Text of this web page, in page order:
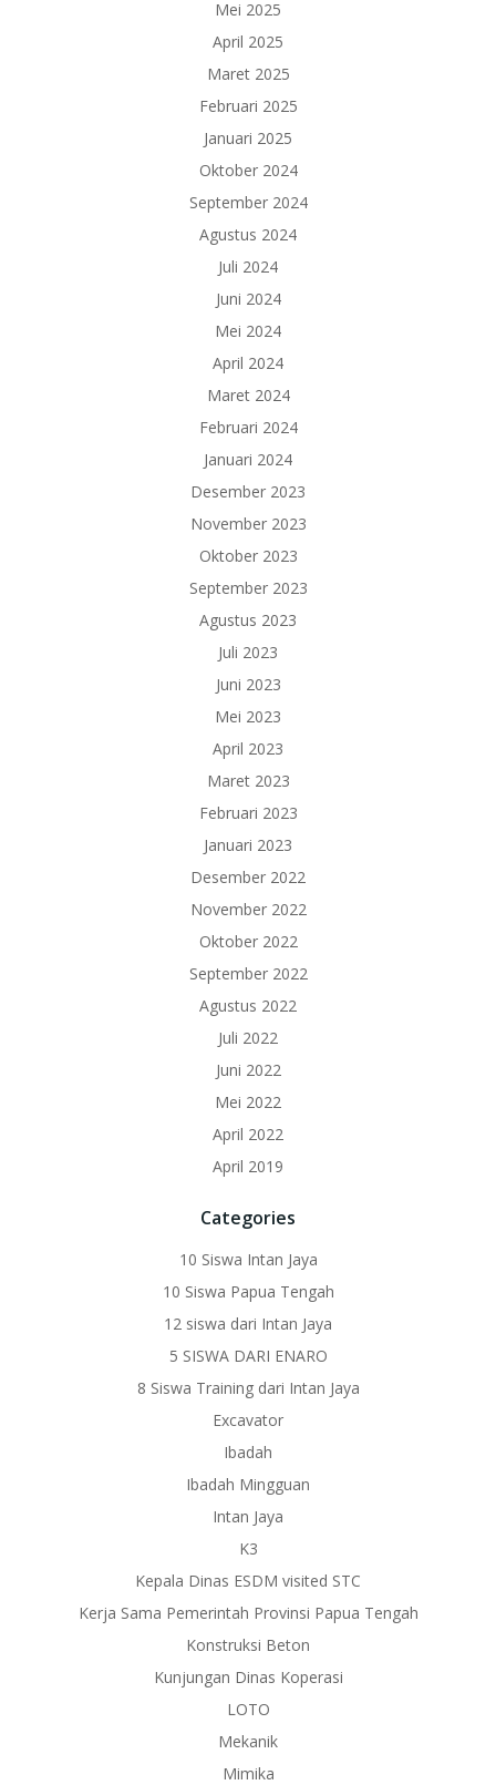
Mei 2025
April 2025
Maret 2025
Februari 2025
Januari 2025
Oktober 2024
September 2024
Agustus 2024
Juli 2024
Juni 2024
Mei 2024
April 2024
Maret 2024
Februari 2024
Januari 2024
Desember 2023
November 2023
Oktober 2023
September 2023
Agustus 2023
Juli 2023
Juni 2023
Mei 2023
April 2023
Maret 2023
Februari 2023
Januari 2023
Desember 2022
November 2022
Oktober 2022
September 2022
Agustus 2022
Juli 2022
Juni 2022
Mei 2022
April 2022
April 2019
Categories
10 Siswa Intan Jaya
10 Siswa Papua Tengah
12 siswa dari Intan Jaya
5 SISWA DARI ENARO
8 Siswa Training dari Intan Jaya
Excavator
Ibadah
Ibadah Mingguan
Intan Jaya
K3
Kepala Dinas ESDM visited STC
Kerja Sama Pemerintah Provinsi Papua Tengah
Konstruksi Beton
Kunjungan Dinas Koperasi
LOTO
Mekanik
Mimika